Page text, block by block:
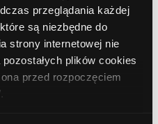
przeglądania każdej
są niezbędne do
strony internetowej nie
plików cookies
przed rozpoczęciem